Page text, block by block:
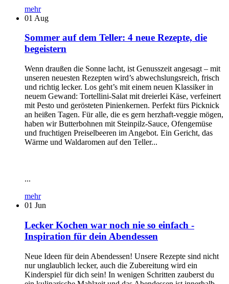
mehr
01 Aug
Sommer auf dem Teller: 4 neue Rezepte, die
begeistern
Wenn draußen die Sonne lacht, ist Genusszeit angesagt – mit
unseren neuesten Rezepten wird’s abwechslungsreich, frisch
und richtig lecker. Los geht’s mit einem neuen Klassiker in
neuem Gewand: Tortellini-Salat mit dreierlei Käse, verfeinert
mit Pesto und gerösteten Pinienkernen. Perfekt fürs Picknick
an heißen Tagen. Für alle, die es gern herzhaft-veggie mögen,
haben wir Butterbohnen mit Steinpilz-Sauce, Ofengemüse
und fruchtigen Preiselbeeren im Angebot. Ein Gericht, das
Wärme und Waldaromen auf den Teller...
...
mehr
01 Jun
Lecker Kochen war noch nie so einfach -
Inspiration für dein Abendessen
Neue Ideen für dein Abendessen! Unsere Rezepte sind nicht
nur unglaublich lecker, auch die Zubereitung wird ein
Kinderspiel für dich sein! In wenigen Schritten zauberst du